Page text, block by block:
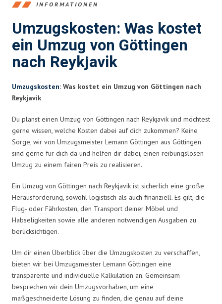
INFORMATIONEN
Umzugskosten: Was kostet
ein Umzug von Göttingen
nach Reykjavik
Umzugskosten: Was kostet ein Umzug von Göttingen nach
Reykjavik
Du planst einen Umzug von Göttingen nach Reykjavik und möchtest
gerne wissen, welche Kosten dabei auf dich zukommen? Keine
Sorge, wir von Umzugsmeister Lemann Göttingen aus Göttingen
sind gerne für dich da und helfen dir dabei, einen reibungslosen
Umzug zu einem fairen Preis zu realisieren.
Ein Umzug von Göttingen nach Reykjavik ist sicherlich eine große
Herausforderung, sowohl logistisch als auch finanziell. Es gilt, die
Flug- oder Fährkosten, den Transport deiner Möbel und
Habseligkeiten sowie alle anderen notwendigen Ausgaben zu
berücksichtigen.
Um dir einen Überblick über die Umzugskosten zu verschaffen,
bieten wir bei Umzugsmeister Lemann Göttingen eine
transparente und individuelle Kalkulation an. Gemeinsam
besprechen wir dein Umzugsvorhaben, um eine
maßgeschneiderte Lösung zu finden, die genau auf deine